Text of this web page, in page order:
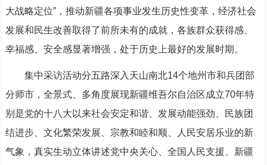
大战略定位”，推动新疆各项事业发生历史性变革，经济社会
发展和民生改善取得了前所未有的成就，各族群众获得感、
幸福感、安全感显著增强，处于历史上最好的发展时期。
集中采访活动分五路深入天山南北14个地州市和兵团部
分师市，全景式、多角度展现新疆维吾尔自治区成立70年特
别是党的十八大以来社会安定和谐、发展动能强劲、民族团
结进步、文化繁荣发展、宗教和睦和顺、人民安居乐业的新
气象，真实生动立体讲述党中央关心、全国人民支援、新疆